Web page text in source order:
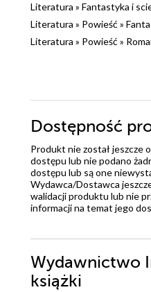
Literatura » Fantastyka i
Literatura » Powieść »
Literatura » Powieść »
Dostępność
Produkt nie został jeszcze
dostępu lub nie podano
dostępu lub są one
Wydawca/Dostawca
walidacji produktu lub nie
informacji na temat jego
Wydawnictwo
książki